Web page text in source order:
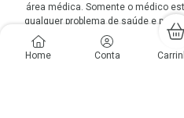
Home Conta
área médica. Somente o médico
qualquer problema de saúde e
preços e as promoções são válidos
fotos contidas em nosso site são
disponibilidade sujeitos a